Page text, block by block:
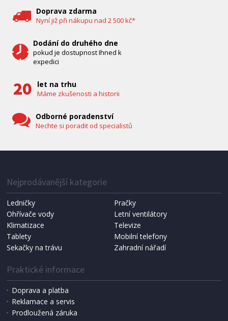
NÁHRADNÍ SÁČKY DO VYSAVAČE
Koma KRA-SB02S (Multi Bag, S-BAG SMS)
Doprava zdarma
Nyní již při nákupu nad 2 500 kč*
Dodání do druhého dne
pokud je dostupnost Ihned k
expedici
let na trhu
Máme zkušenosti a historii
Odborné poradenství
Nechte si poradit od specialistů
Nejprodávanější kategorie
Ledničky
Pračky
Ohřívače vody
Letní ventilátory
Klimatizace
Televize
Tablety
Mobilní telefony
Sekačky na trávu
Zahradní nářadí
Praktické informace
Doprava a platba
Reklamace a servis
Prodloužená záruka